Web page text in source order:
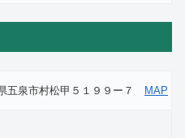
五泉市村松甲５１９９ー７ MAP